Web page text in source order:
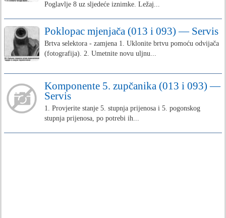
Poglavlje 8 uz sljedeće iznimke. Ležaj...
Poklopac mjenjača (013 i 093) — Servis
Brtva selektora - zamjena 1. Uklonite brtvu pomoću odvijača
(fotografija). 2. Umetnite novu uljnu...
Komponente 5. zupčanika (013 i 093) —
Servis
1. Provjerite stanje 5. stupnja prijenosa i 5. pogonskog
stupnja prijenosa, po potrebi ih...